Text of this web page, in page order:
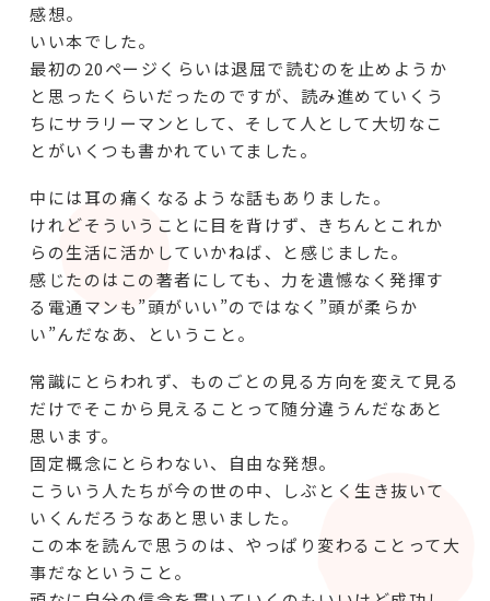
感想。
いい本でした。
最初の20ページくらいは退屈で読むのを止めようか
と思ったくらいだったのですが、読み進めていくう
ちにサラリーマンとして、そして人として大切なこ
とがいくつも書かれていてました。
中には耳の痛くなるような話もありました。
けれどそういうことに目を背けず、きちんとこれか
らの生活に活かしていかねば、と感じました。
感じたのはこの著者にしても、力を遺憾なく発揮す
る電通マンも”頭がいい”のではなく”頭が柔らか
い”んだなあ、ということ。
常識にとらわれず、ものごとの見る方向を変えて見る
だけでそこから見えることって随分違うんだなあと
思います。
固定概念にとらわない、自由な発想。
こういう人たちが今の世の中、しぶとく生き抜いて
いくんだろうなあと思いました。
この本を読んで思うのは、やっぱり変わることって大
事だなということ。